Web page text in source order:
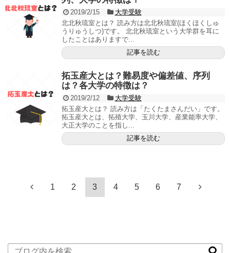
2019/2/15
大学受験
北北秋琉室とは？ 読み方は北北秋琉室(ほくほくしゅ
うりゅうしつ)です。 北北秋琉室という大学群を耳に
したことはありますで...
記事を読む
拓玉産大とは？難易度や偏差値、序列
は？各大学の特徴は？
2019/2/12
大学受験
拓玉産大とは？ 読み方は「たくたまさんだい」です。
拓玉産大とは、拓殖大学、玉川大学、産業能率大学、
大正大学のことを指し...
記事を読む
1 2 3 4 5 6 7